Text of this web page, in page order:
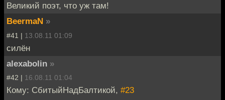
Великий поэт, что уж там!
BeermaN »
#41 | 13.08.11 01:09
силён
alexabolin »
#42 | 16.08.11 01:04
Кому: СбитыйНадБалтикой, #23